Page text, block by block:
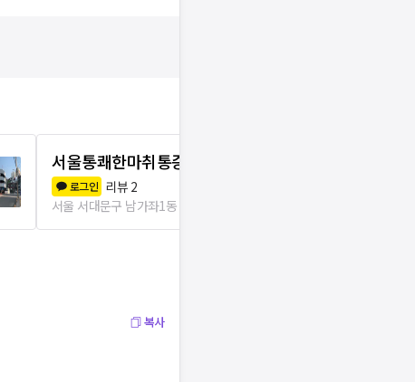
서울통쾌한마취통증의학과의원
로그인 리뷰 2
서울 서대문구 남가좌1동
복사